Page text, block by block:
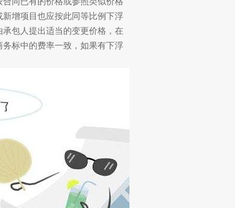
增项目也应按此同等比例下浮
包人提出适当的变更价格，在
标中的费率一致，如果有下浮